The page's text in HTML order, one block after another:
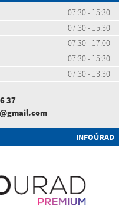
07:30 - 15:30
07:30 - 15:30
07:30 - 17:00
07:30 - 15:30
07:30 - 13:30
37
INFOÚRAD